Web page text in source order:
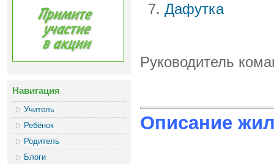
Навигация
Учитель
Ребёнок
Родитель
Блоги
Дафутка
Руководитель
Описание